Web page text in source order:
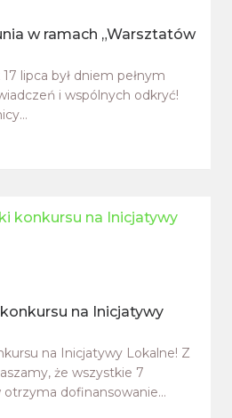
w ramach „Warsztatów
lipca był dniem pełnym
i wspólnych odkryć!
na Inicjatywy
na Inicjatywy Lokalne! Z
że wszystkie 7
otrzyma dofinansowanie…